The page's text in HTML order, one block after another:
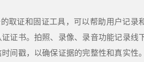
取证和固证工具，可以帮助用户记录
证书。拍照、录像、录音功能记录线
间戳，以确保证据的完整性和真实性。